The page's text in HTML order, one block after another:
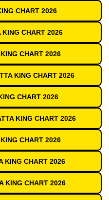
CHART 2026
KING CHART 2026
CHART 2026
KING CHART 2026
CHART 2026
KING CHART 2026
CHART 2026
KING CHART 2026
KING CHART 2026